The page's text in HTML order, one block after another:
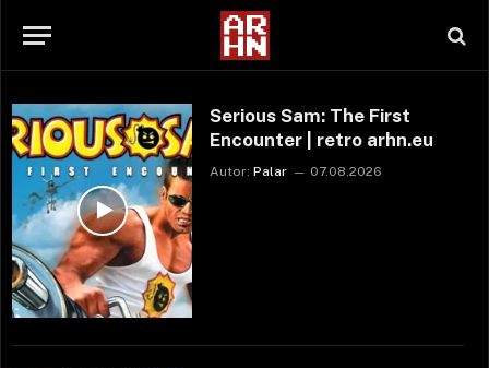
Serious Sam: The First
Encounter | retro arhn.eu
Autor: Palar 07.08.2026